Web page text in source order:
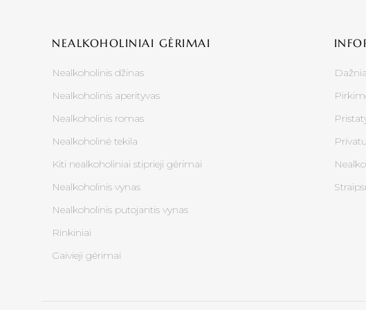
NEALKOHOLINIAI GĖRIMAI
Nealkoholinis džinas
Nealkoholinis aperityvas
Nealkoholinis romas
Nealkoholinė tekila
Kiti nealkoholiniai stiprieji gėrimai
Nealkoholinis vynas
Nealkoholinis putojantis vynas
Rinkiniai
Gaivieji gėrimai